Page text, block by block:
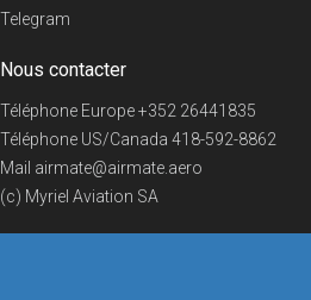
Telegram
Nous contacter
Téléphone Europe+352 26441835
Téléphone US/Canada 418-592-8862
Mail airmate@airmate.aero
(c) Myriel Aviation SA